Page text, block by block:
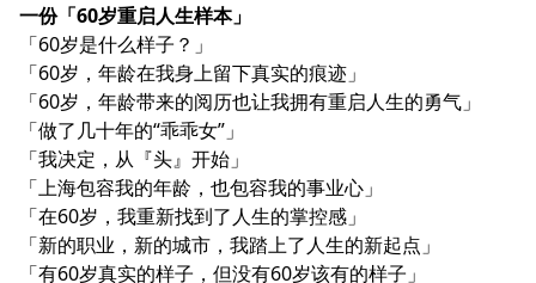
一份「60岁重启人生样本」
「60岁是什么样子？」
「60岁，年龄在我身上留下真实的痕迹」
「60岁，年龄带来的阅历也让我拥有重启人生的勇气」
「做了几十年的“乖乖女”」
「我决定，从『头』开始」
「上海包容我的年龄，也包容我的事业心」
「在60岁，我重新找到了人生的掌控感」
「新的职业，新的城市，我踏上了人生的新起点」
「有60岁真实的样子，但没有60岁该有的样子」